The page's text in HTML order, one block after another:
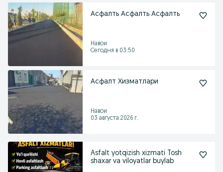
Асфалть Асфалть Асфалть
Навои
Сегодня в 03:50
Асфалт Хизматлари
Навои
03 августа 2026 г.
Asfalt yotqizish xizmati Tosh
shaxar va viloyatlar buylab